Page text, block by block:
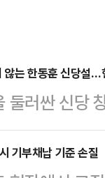
는 한동훈 신당설…
둘러싼 신당
당선되며
의힘 복당 문
기부채납 기준 손질